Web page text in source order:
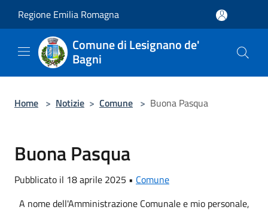
Regione Emilia Romagna
Comune di Lesignano de'
Bagni
Home > Notizie > Comune > Buona Pasqua
Buona Pasqua
Pubblicato il 18 aprile 2025 • Comune
A nome dell'Amministrazione Comunale e mio personale,